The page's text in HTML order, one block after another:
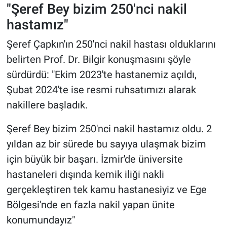
"Şeref Bey bizim 250'nci nakil
hastamız"
Şeref Çapkın'ın 250'nci nakil hastası olduklarını
belirten Prof. Dr. Bilgir konuşmasını şöyle
sürdürdü: "Ekim 2023'te hastanemiz açıldı,
Şubat 2024'te ise resmi ruhsatımızı alarak
nakillere başladık.
Şeref Bey bizim 250'nci nakil hastamız oldu. 2
yıldan az bir sürede bu sayıya ulaşmak bizim
için büyük bir başarı. İzmir'de üniversite
hastaneleri dışında kemik iliği nakli
gerçekleştiren tek kamu hastanesiyiz ve Ege
Bölgesi'nde en fazla nakil yapan ünite
konumundayız"